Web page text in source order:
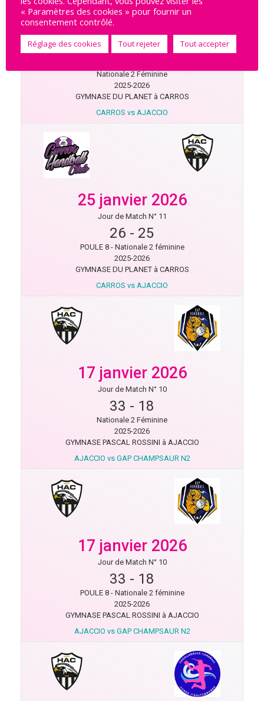
25 janvier 2026
Jour de Match N° 11
Nationale 2 Féminine
2025-2026
GYMNASE DU PLANET à CARROS
CARROS vs AJACCIO
25 janvier 2026
Jour de Match N° 11
26 - 25
POULE 8 - Nationale 2 féminine
2025-2026
GYMNASE DU PLANET à CARROS
CARROS vs AJACCIO
17 janvier 2026
Jour de Match N° 10
33 - 18
Nationale 2 Féminine
2025-2026
GYMNASE PASCAL ROSSINI à AJACCIO
AJACCIO vs GAP CHAMPSAUR N2
17 janvier 2026
Jour de Match N° 10
33 - 18
POULE 8 - Nationale 2 féminine
2025-2026
GYMNASE PASCAL ROSSINI à AJACCIO
AJACCIO vs GAP CHAMPSAUR N2
« Paramètres des cookies » pour fournir un
consentement contrôlé.
Réglage des cookies Tout rejeter Tout accepter